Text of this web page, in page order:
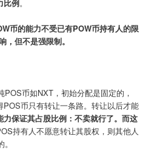
比例。
币的能力不受已有POW币持有人的限
，但不是强限制。
币如NXT，初始分配是固定的，
POS币只有转让一条路。转让以后才能
力保证其占股比例：不卖就行了。而这
持有人不愿意转让其股权，则其他人